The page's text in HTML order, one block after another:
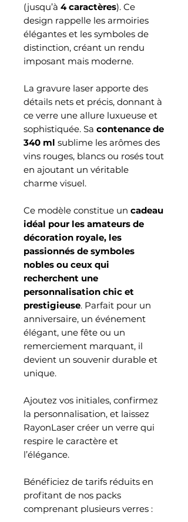
(jusqu’à 4 caractères). Ce
design rappelle les armoiries
élégantes et les symboles de
distinction, créant un rendu
imposant mais moderne.
La gravure laser apporte des
détails nets et précis, donnant à
ce verre une allure luxueuse et
sophistiquée. Sa contenance de
340 ml sublime les arômes des
vins rouges, blancs ou rosés tout
en ajoutant un véritable
charme visuel.
Ce modèle constitue un cadeau
idéal pour les amateurs de
décoration royale, les
passionnés de symboles
nobles ou ceux qui
recherchent une
personnalisation chic et
prestigieuse. Parfait pour un
anniversaire, un événement
élégant, une fête ou un
remerciement marquant, il
devient un souvenir durable et
unique.
Ajoutez vos initiales, confirmez
la personnalisation, et laissez
RayonLaser créer un verre qui
respire le caractère et
l’élégance.
Bénéficiez de tarifs réduits en
profitant de nos packs
comprenant plusieurs verres :